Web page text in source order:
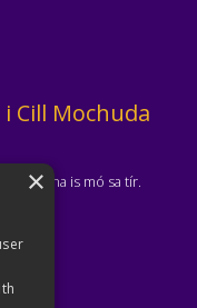
Cill Mochuda
clubanna is mó sa tír.
×